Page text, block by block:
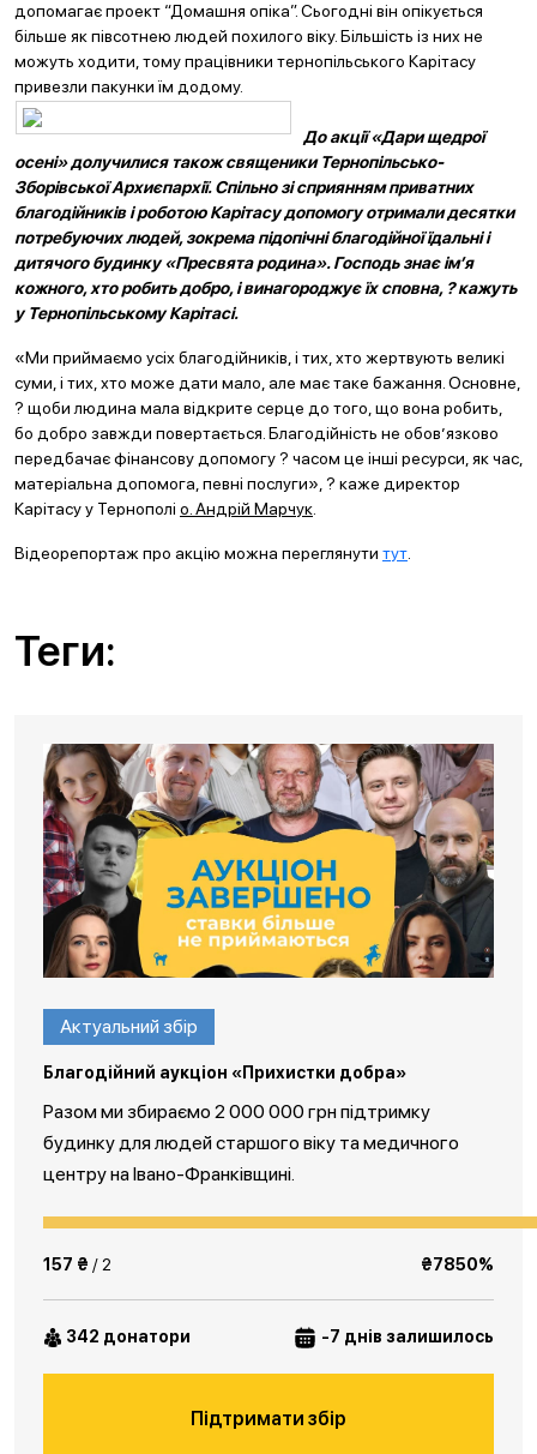
допомагає проект “Домашня опіка”. Сьогодні він опікується
більше як півсотнею людей похилого віку. Більшість із них не
можуть ходити, тому працівники тернопільського Карітасу
привезли пакунки їм додому.
До акції «Дари щедрої
осені» долучилися також священики Тернопільсько-
Зборівської Архиєпархії. Спільно зі сприянням приватних
благодійників і роботою Карітасу допомогу отримали десятки
потребуючих людей, зокрема підопічні благодійної їдальні і
дитячого будинку «Пресвята родина». Господь знає ім’я
кожного, хто робить добро, і винагороджує їх сповна, ? кажуть
у Тернопільському Карітасі.
«Ми приймаємо усіх благодійників, і тих, хто жертвують великі
суми, і тих, хто може дати мало, але має таке бажання. Основне,
? щоби людина мала відкрите серце до того, що вона робить,
бо добро завжди повертається. Благодійність не обов’язково
передбачає фінансову допомогу ? часом це інші ресурси, як час,
матеріальна допомога, певні послуги», ? каже директор
Карітасу у Тернополі о. Андрій Марчук
Відеорепортаж про акцію можна переглянути тут
Теги:
Актуальний збір
Благодійний аукціон «Прихистки добра»
Разом ми збираємо 2 000 000 грн підтримку
будинку для людей старшого віку та медичного
центру на Івано-Франківщині.
157 ₴ / 2 ₴7850%
342 донатори -7 днів залишилось
Підтримати збір